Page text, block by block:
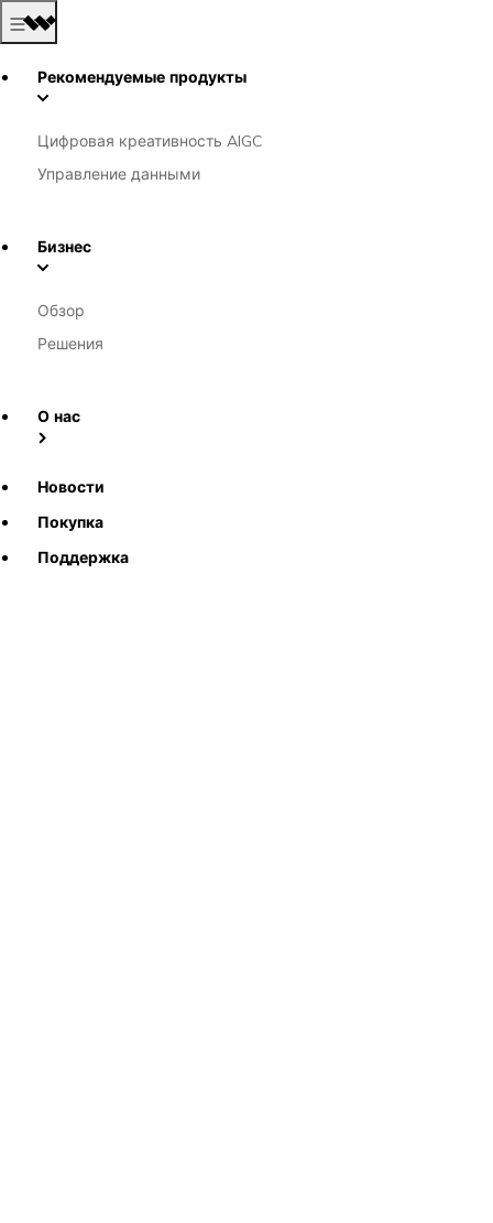
Рекомендуемые продукты
Цифровая креативность AIGC
Управление данными
Бизнес
Обзор
Решения
О нас
Новости
Покупка
Поддержка